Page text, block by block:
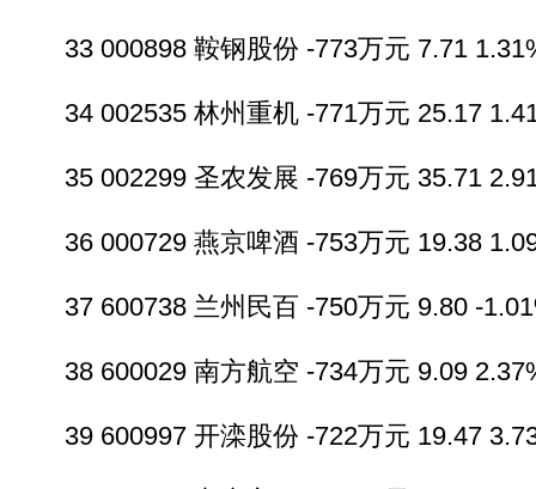
33 000898 鞍钢股份 -773万元 7.71
34 002535 林州重机 -771万元 25.17
35 002299 圣农发展 -769万元 35.71
36 000729 燕京啤酒 -753万元 19.38
37 600738 兰州民百 -750万元 9.80 -
38 600029 南方航空 -734万元 9.09
39 600997 开滦股份 -722万元 19.47